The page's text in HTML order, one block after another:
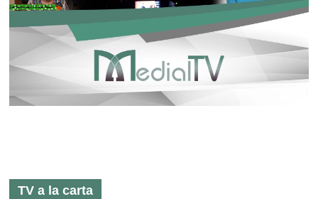
TV a la carta